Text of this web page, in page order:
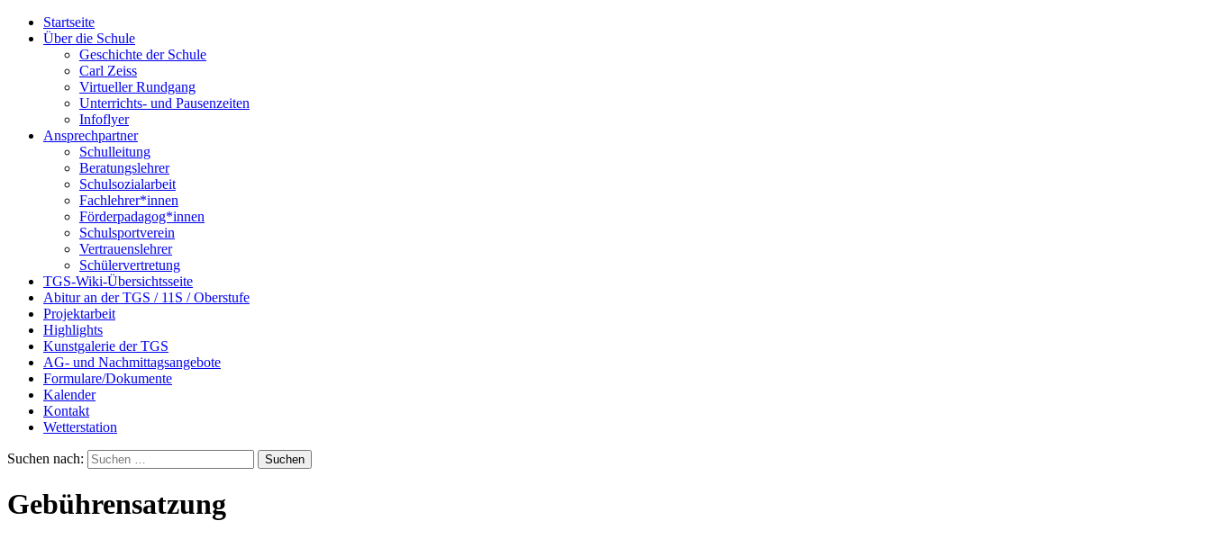
Startseite
Über die Schule
Geschichte der Schule
Carl Zeiss
Virtueller Rundgang
Unterrichts- und Pausenzeiten
Infoflyer
Ansprechpartner
Schulleitung
Beratungslehrer
Schulsozialarbeit
Fachlehrer*innen
Förderpadagog*innen
Schulsportverein
Vertrauenslehrer
Schülervertretung
TGS-Wiki-Übersichtsseite
Abitur an der TGS / 11S / Oberstufe
Projektarbeit
Highlights
Kunstgalerie der TGS
AG- und Nachmittagsangebote
Formulare/Dokumente
Kalender
Kontakt
Wetterstation
Suchen nach:
Gebührensatzung